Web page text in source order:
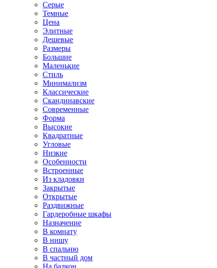
Серые
Темные
Цена
Элитные
Дешевые
Размеры
Большие
Маленькие
Стиль
Минимализм
Классические
Скандинавские
Современные
Форма
Высокие
Квадратные
Угловые
Низкие
Особенности
Встроенные
Из кладовки
Закрытые
Открытые
Раздвижные
Гардеробные шкафы
Назначение
В комнату
В нишу
В спальню
В частный дом
На балкон